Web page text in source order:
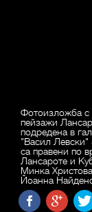
Фотоизложба с
пейзажи
подредена в
"Васил
са правени по
Лансароте и
Минка
Йоанна